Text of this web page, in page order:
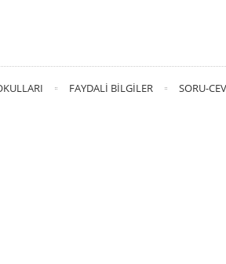
FAYDALI BILGILER SORU-